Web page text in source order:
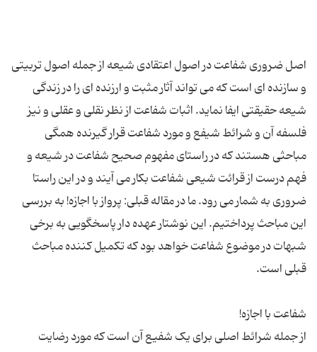
اصل ضروری شفاعت در اصول اعتقادی شیعه از جمله اصول تربیتی
و سازنده ای است که می تواند آثار مثبت و ارزنده ای را در زندگی
شیعه حقیقتی ایفا نماید. اثبات شفاعت از نظر نقلی و عقلی و نیز
فلسفه آن و شرائط شیفع و مورد شفاعت قرار گیرنده همگی
مباحثی هستند که در راستای مفهوم صحیح شفاعت در شیعه و
فهم درست از قرائت شیعی شفاعت بکار می آیند و در این راستا
ضروری به شمار می رود. ما در مقاله قبلی: پرواز با اجازه! به بررسی
این مباحث پرداختیم. این نوشتار عهده دار پاسخگویی به برخی
شبهات در موضوع شفاعت خواهد بود که تکمیل کننده مباحث
از جمله شرائط اصلی برای یک شفیع آن است که مورد رضایت